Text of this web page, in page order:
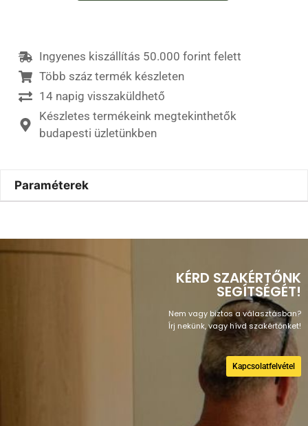
Ingyenes kiszállítás 50.000 forint felett
Több száz termék készleten
14 napig visszaküldhető
Készletes termékeink megtekinthetők
budapesti üzletünkben
Paraméterek
KÉRD SZAKÉRTŐNK
SEGÍTSÉGÉT!
Nem vagy biztos a választásban?
Írj nekünk, vagy hívd szakértőnket!
Kapcsolatfelvétel